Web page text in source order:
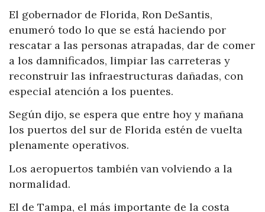
El gobernador de Florida, Ron DeSantis,
enumeró todo lo que se está haciendo por
rescatar a las personas atrapadas, dar de comer
a los damnificados, limpiar las carreteras y
reconstruir las infraestructuras dañadas, con
especial atención a los puentes.
Según dijo, se espera que entre hoy y mañana
los puertos del sur de Florida estén de vuelta
plenamente operativos.
Los aeropuertos también van volviendo a la
normalidad.
El de Tampa, el más importante de la costa